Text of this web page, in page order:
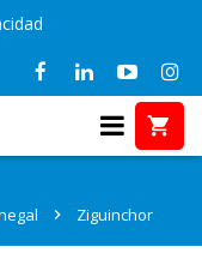
Ziguinchor